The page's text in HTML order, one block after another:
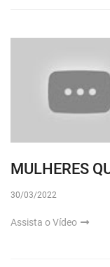
MULHERES
30/03/2022
Assista o Vídeo